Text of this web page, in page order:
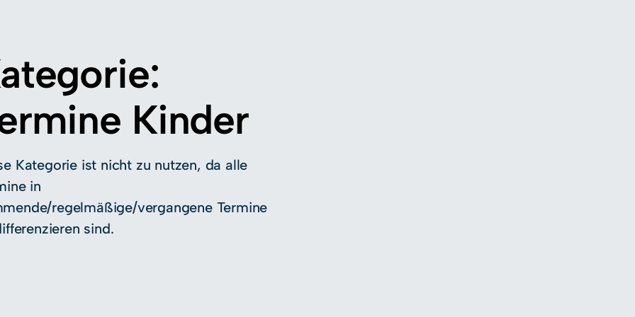
Kinder
Kategorie ist nicht zu nutzen, da alle
in
regelmäßige/vergangene Termine
sind.